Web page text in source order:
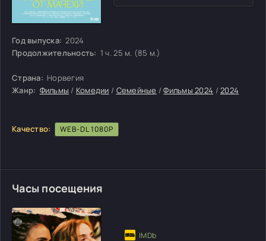
Год выпуска: 2024
Продолжительность: 1 ч. 25 м. (85 м.)
Страна: Норвегия
Жанр: Фильмы / Комедии / Семейные /Фильмы 2024 /2024
Качество: WEB-DL 1080P
Часы посещения